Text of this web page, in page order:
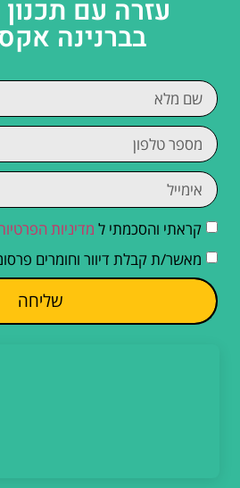
עזרה עם
בברנינה
קראתי והסכמתי ל מדיניות
מאשר/ת קבלת דיוור וחומרים
שליחה